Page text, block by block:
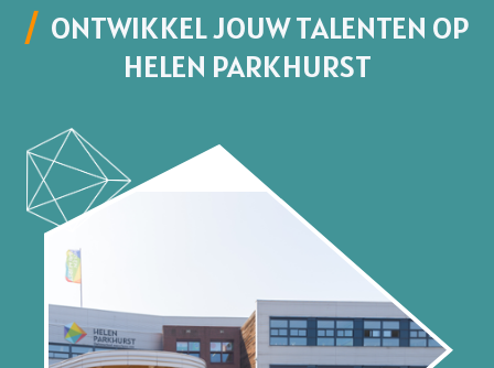
ONTWIKKEL JOUW TALENTEN OP
HELEN PARKHURST